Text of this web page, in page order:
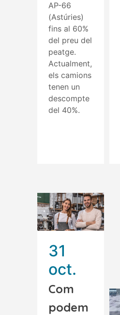
AP-66
(Astúries)
fins al 60%
del preu del
peatge.
Actualment,
els camions
tenen un
descompte
del 40%.
31
oct.
Com
podem